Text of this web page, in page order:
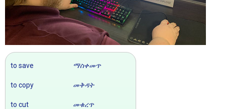
to save ማስቀመጥ
to copy መቅዳት
to cut መቁረጥ